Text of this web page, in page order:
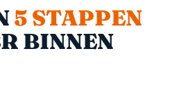
5 STAPPEN
BINNEN